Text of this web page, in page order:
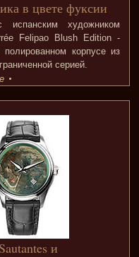
в цвете фуксии
испанским художником
Felipao Blush Edition -
корпусе из
серией.
и